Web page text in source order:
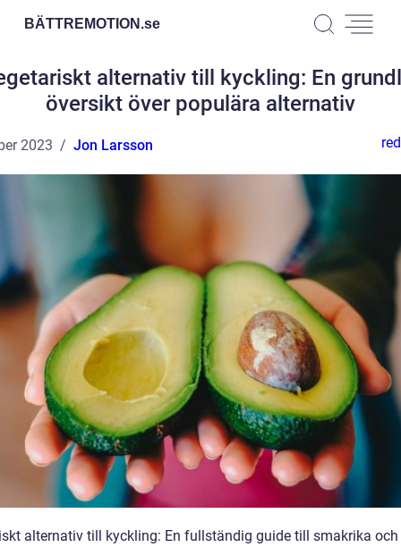
BÄTTREMOTION.se
alternativ till kyckling: En
översikt över populära alternativ
2023 Jon Larsson
alternativ till kyckling: En fullständig guide till smakrika och